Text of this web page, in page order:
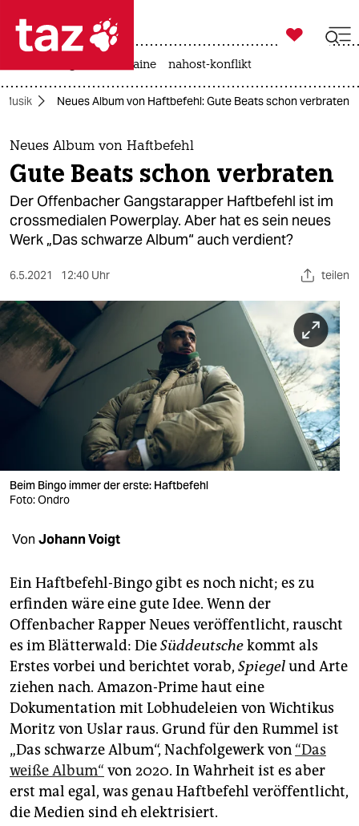
 taz zahl ich
taz zahl ich
themen
politik
öko
sport
berlin
nord
verlag
verlag
veranstaltungen
fragen & hilfe
unterstützen
abo
genossenschaft
epaper login

taz zahl ich
krieg in der ukraine nahost-konflikt
Musik Neues Album von Haftbefehl: Gute Beats schon verbraten
Neues Album von Haftbefehl
Gute Beats schon verbraten
Der Offenbacher Gangstarapper Haftbefehl ist im
crossmedialen Powerplay. Aber hat es sein neues
Werk „Das schwarze Album“ auch verdient?
6.5.2021 12:40 Uhr teilen
Beim Bingo immer der erste: Haftbefehl
Foto: Ondro
Von Johann Voigt
Ein Haftbefehl-Bingo gibt es noch nicht; es zu
erfinden wäre eine gute Idee. Wenn der
Offenbacher Rapper Neues veröffentlicht, rauscht
es im Blätterwald: DieSüddeutschekommt als
Erstes vorbei und berichtet vorab, Spiegelund Arte
ziehen nach. Amazon-Prime haut eine
Dokumentation mit Lobhudeleien von Wichtikus
Moritz von Uslar raus. Grund für den Rummel ist
„Das schwarze Album“, Nachfolgewerk von “Das
weiße Album“ von 2020. In Wahrheit ist es aber
erst mal egal, was genau Haftbefehl veröffentlicht,
die Medien sind eh elektrisiert.